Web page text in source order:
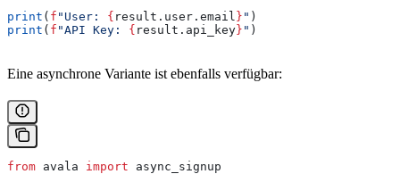
print ( f "User: { result.user.email } " )
print ( f "API Key: { result.api_key} " )
Eine asynchrone Variante ist ebenfalls verfügbar:
from avala import async_signup